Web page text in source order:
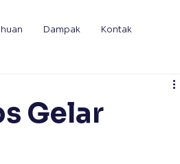
Dampak Kontak
Gelar